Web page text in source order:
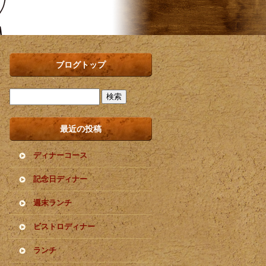
ブログトップ
最近の投稿
ディナーコース
記念日ディナー
週末ランチ
ビストロディナー
ランチ